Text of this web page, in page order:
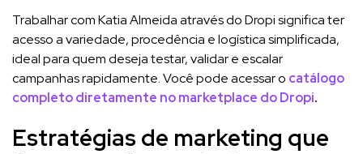
Trabalhar com Katia Almeida através do Dropi significa ter
acesso a variedade, procedência e logística simplificada,
ideal para quem deseja testar, validar e escalar
campanhas rapidamente. Você pode acessar o catálogo
completo diretamente no marketplace do Dropi.
Estratégias de marketing que